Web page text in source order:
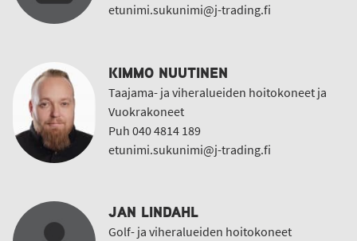
etunimi.sukunimi@j-trading.fi
KIMMO NUUTINEN
Taajama- ja viheralueiden hoitokoneet ja
Vuokrakoneet
Puh 040 4814 189
etunimi.sukunimi@j-trading.fi
JAN LINDAHL
Golf- ja viheralueiden hoitokoneet